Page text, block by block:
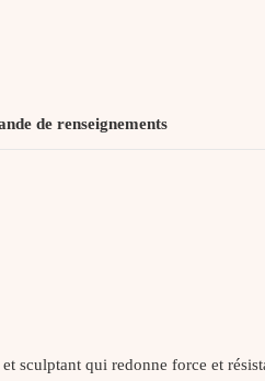
de renseignements
sculptant qui redonne force et